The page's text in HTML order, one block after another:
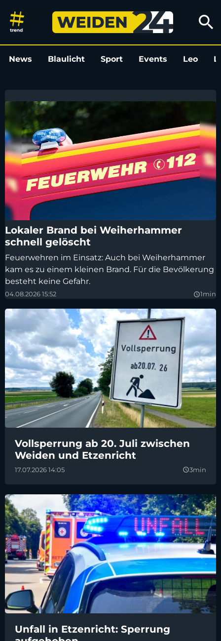
Weiden24
search
News Blaulicht Sport Events Leo
Lokaler Brand bei Weiherhammer
schnell gelöscht
Feuerwehren im Einsatz: Auch bei Weiherhammer
kam es zu einem kleinen Brand. Für die Bevölkerung
besteht keine Gefahr.
04.08.2026 15:52 query_builder1min
Vollsperrung ab 20. Juli zwischen
Weiden und Etzenricht
17.07.2026 14:05 query_builder3min
Unfall in Etzenricht: Sperrung